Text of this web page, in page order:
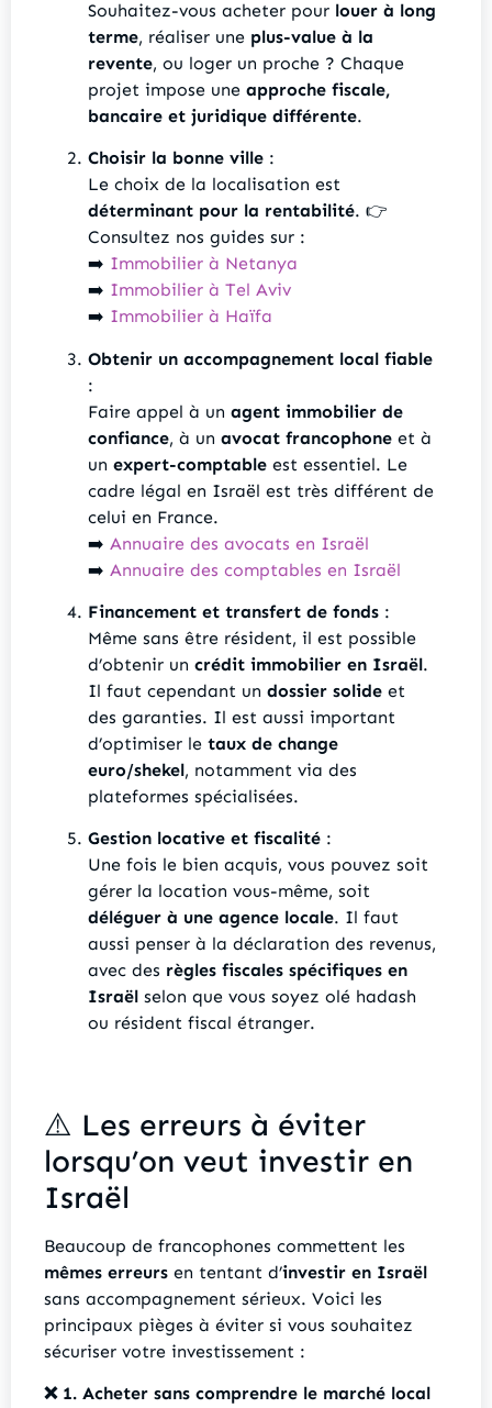
Souhaitez-vous acheter pour louer à long
terme, réaliser une plus-value à la
revente, ou loger un proche ? Chaque
projet impose une approche fiscale,
bancaire et juridique différente.
Choisir la bonne ville :
Le choix de la localisation est
déterminant pour la rentabilité. 👉
Consultez nos guides sur :
➡️ Immobilier à Netanya
➡️ Immobilier à Tel Aviv
➡️ Immobilier à Haïfa
Obtenir un accompagnement local fiable
:
Faire appel à un agent immobilier de
confiance, à un avocat francophone et à
un expert-comptable est essentiel. Le
cadre légal en Israël est très différent de
celui en France.
➡️ Annuaire des avocats en Israël
➡️ Annuaire des comptables en Israël
Financement et transfert de fonds :
Même sans être résident, il est possible
d’obtenir un crédit immobilier en Israël.
Il faut cependant un dossier solide et
des garanties. Il est aussi important
d’optimiser le taux de change
euro/shekel, notamment via des
plateformes spécialisées.
Gestion locative et fiscalité :
Une fois le bien acquis, vous pouvez soit
gérer la location vous-même, soit
déléguer à une agence locale. Il faut
aussi penser à la déclaration des revenus,
avec des règles fiscales spécifiques en
Israël selon que vous soyez olé hadash
ou résident fiscal étranger.
⚠️ Les erreurs à éviter
lorsqu’on veut investir en
Israël
Beaucoup de francophones commettent les
mêmes erreurs en tentant d’investir en Israël
sans accompagnement sérieux. Voici les
principaux pièges à éviter si vous souhaitez
sécuriser votre investissement :
❌ 1. Acheter sans comprendre le marché local